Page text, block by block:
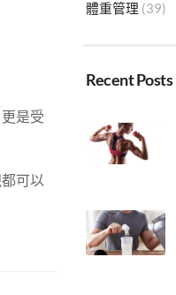
是受
可以
體重管理 (39)
Recent Posts